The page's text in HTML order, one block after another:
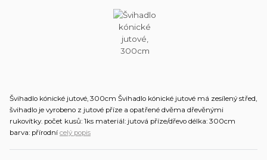
Švihadlo kónické jutové, 300cm Švihadlo kónické jutové má zesílený střed,
švihadlo je vyrobeno z jutové příze a opatřené dvěma dřevěnými
rukovítky. počet kusů: 1ks materiál: jutová příze/dřevo délka: 300cm
barva: přírodní celý popis